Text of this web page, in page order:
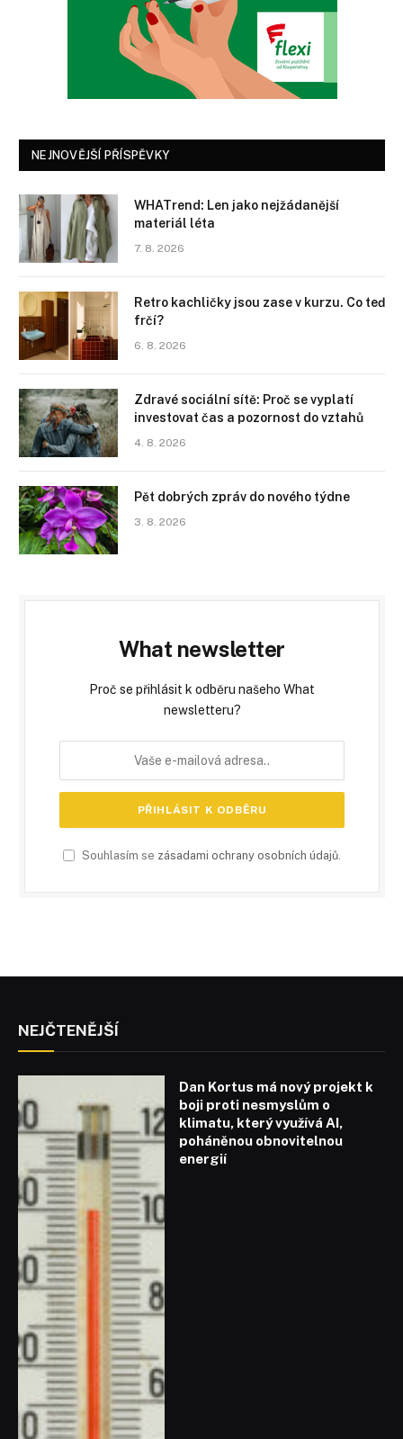
NEJNOVĚJŠÍ PŘÍSPĚVKY
WHATrend: Len jako nejžádanější
materiál léta
7. 8. 2026
Retro kachličky jsou zase v kurzu. Co teď
frčí?
6. 8. 2026
Zdravé sociální sítě: Proč se vyplatí
investovat čas a pozornost do vztahů
4. 8. 2026
Pět dobrých zpráv do nového týdne
3. 8. 2026
What newsletter
Proč se přihlásit k odběru našeho What
newsletteru?
Souhlasím se zásadami ochrany osobních údajů.
NEJČTENĚJŠÍ
Dan Kortus má nový projekt k
boji proti nesmyslům o
klimatu, který využívá AI,
poháněnou obnovitelnou
energií